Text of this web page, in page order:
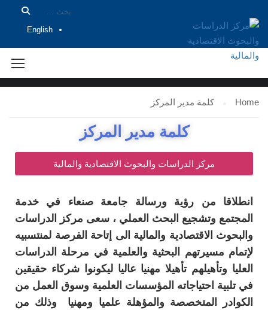
English
كلمة مدير المركز
Home كلمة مدير المركز
كلمة مدير المركز
مركز الدراسات والبحوث الاقتصادية والمالية
انطلاقا من رؤية ورسالة جامعة صنعاء في خدمة
المجتمع وتشجيع البحث العملي ، سعى مركز الدراسات
والبحوث الاقتصادية والمالية الى إتاحة الفرصة لمنتسبيه
لإتمام مسيرتهم البحثية والعلمية في مرحلة الدراسات
العليا وتأهيلهم تأهيلا مهنيا عاليا ليكونوا شركاء حقيقين
في تلبية احتياجاته المؤسسات العلمية وسوق العمل من
الكوادر المتخصصة والمؤهلة علميا ومهنيا وذلك من